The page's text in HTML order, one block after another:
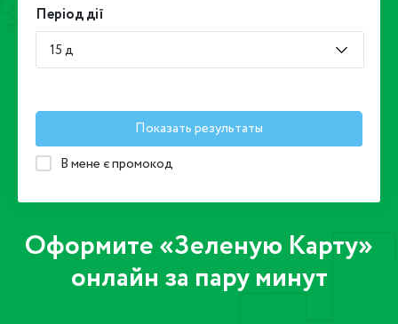
Оформите «Зеленую Карту»
онлайн за пару минут
Період дії
15 д
Показать результаты
В мене є промокод